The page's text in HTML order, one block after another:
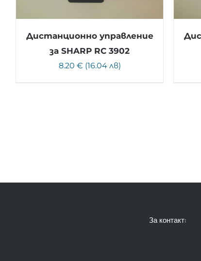
Дистанционно управление
за SHARP RC 3902
8.20 € (16.04 лв)
За контакт: